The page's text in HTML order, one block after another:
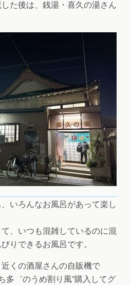
た後は、銭湯・喜久の湯さん
いろんなお風呂があって楽し
、いつも混雑しているのに混
りできるお風呂です。
くの酒屋さんの自販機で
多゛のうめ割り風”購入してグ